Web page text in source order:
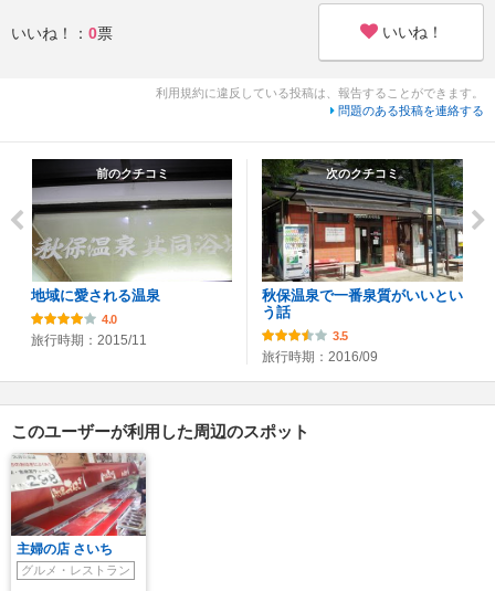
いいね！： 0票 いいね！
利用規約に違反している投稿は、報告することができます。
問題のある投稿を連絡する
前のクチコミ
地域に愛される温泉
4.0
旅行時期：2015/11
次のクチコミ
秋保温泉で一番泉質がいいとい
う話
3.5
旅行時期：2016/09
このユーザーが利用した周辺のスポット
主婦の店 さいち
グルメ・レストラン